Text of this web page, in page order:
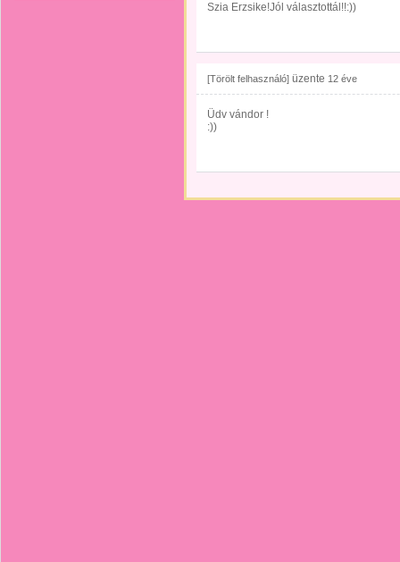
Szia Erzsike!Jól választottál!!:))
[Törölt felhasználó] üzente 12 éve
Üdv vándor !
:))